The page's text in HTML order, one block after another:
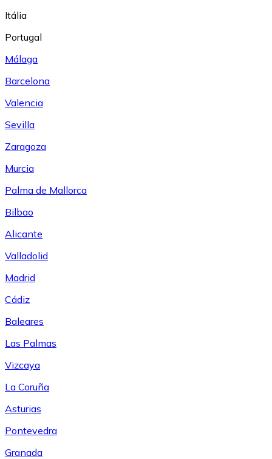
Itália
Portugal
Málaga
Barcelona
Valencia
Sevilla
Zaragoza
Murcia
Palma de Mallorca
Bilbao
Alicante
Valladolid
Madrid
Cádiz
Baleares
Las Palmas
Vizcaya
La Coruña
Asturias
Pontevedra
Granada